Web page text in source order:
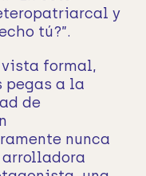
y
tú?”.
vista formal,
pegas a la
de
nunca
arrolladora